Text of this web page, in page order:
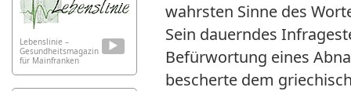
Lebenslinie –
Gesundheitsmagazin
für Mainfranken
wahrsten Sinne des
Sein dauerndes
Befürwortung eines
bescherte dem